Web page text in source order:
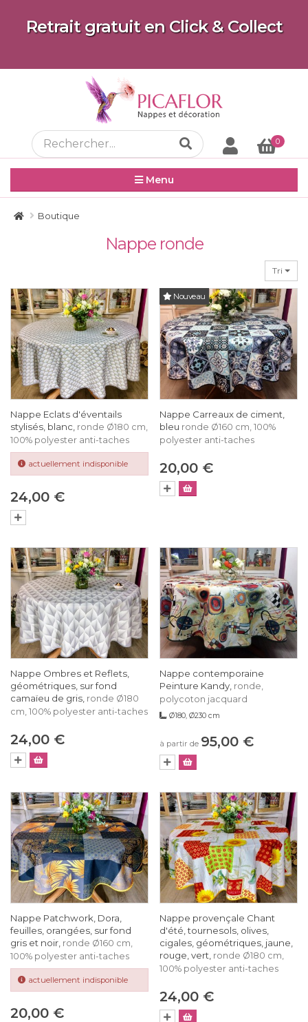
Retrait gratuit en Click & Collect
0
Menu
Boutique
Nappe ronde
Tri
Nappe Eclats d'éventails
stylisés, blanc, ronde Ø180 cm,
100% polyester anti-taches
actuellement indisponible
24,00 €
Nouveau
Nappe Carreaux de ciment,
bleu ronde Ø160 cm, 100%
polyester anti-taches
20,00 €
Nappe Ombres et Reflets,
géométriques, sur fond
camaïeu de gris, ronde Ø180
cm, 100% polyester anti-taches
24,00 €
Nappe contemporaine
Peinture Kandy, ronde,
polycoton jacquard
Ø180, Ø230 cm
à partir de 95,00 €
Nappe Patchwork, Dora,
feuilles, orangées, sur fond
gris et noir, ronde Ø160 cm,
100% polyester anti-taches
actuellement indisponible
20,00 €
Nappe provençale Chant
d'été, tournesols, olives,
cigales, géométriques, jaune,
rouge, vert, ronde Ø180 cm,
100% polyester anti-taches
24,00 €